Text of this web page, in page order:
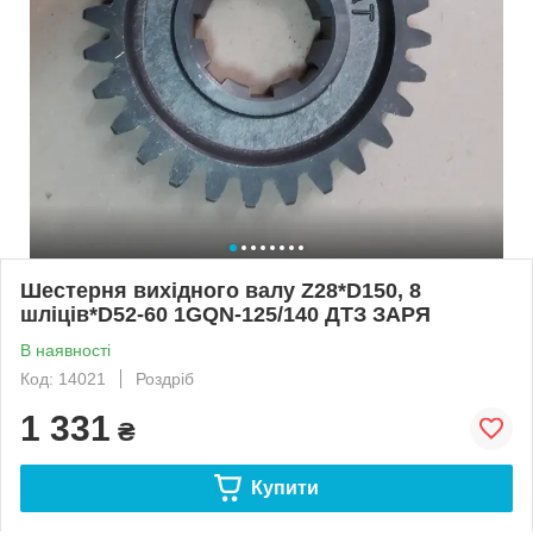
Шестерня вихідного валу Z28*D150, 8
шліців*D52-60 1GQN-125/140 ДТЗ ЗАРЯ
В наявності
Код: 14021
Роздріб
1 331 ₴
Купити